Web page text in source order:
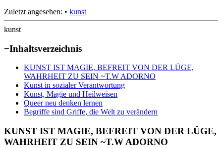
Zuletzt angesehen: • kunst
kunst
−Inhaltsverzeichnis
KUNST IST MAGIE, BEFREIT VON DER LÜGE,
WAHRHEIT ZU SEIN ~T.W ADORNO
Kunst in sozialer Verantwortung
Kunst, Magie und Heilweisen
Queer neu denken lernen
Begriffe sind Griffe, die Welt zu verändern
KUNST IST MAGIE, BEFREIT VON DER LÜGE,
WAHRHEIT ZU SEIN ~T.W ADORNO